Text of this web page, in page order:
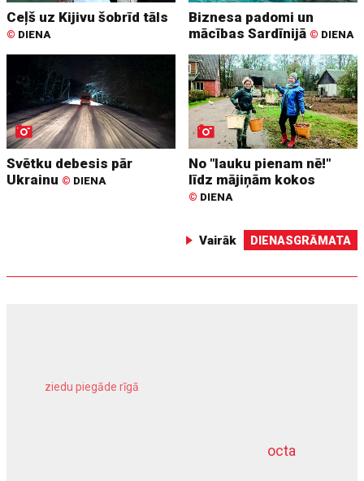
Ceļš uz Kijivu šobrīd tāls
© DIENA
Biznesa padomi un
mācības Sardīnijā © DIENA
Svētku debesis pār
Ukrainu © DIENA
No "lauku pienam nē!"
līdz mājiņām kokos
© DIENA
Vairāk DIENASGRĀMATA
octa
ziedu piegāde rīgā
dziļurbums